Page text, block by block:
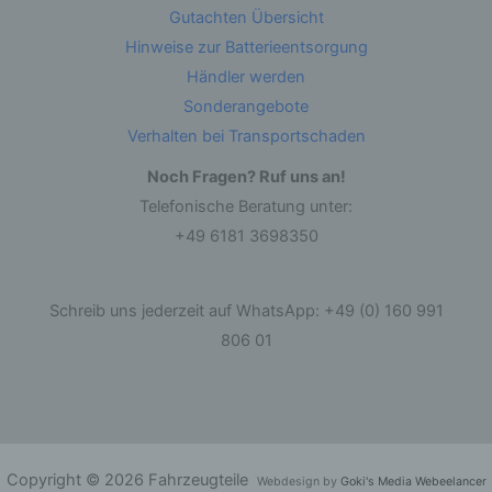
Gutachten Übersicht
Hinweise zur Batterieentsorgung
Händler werden
Sonderangebote
Verhalten bei Transportschaden
Noch Fragen? Ruf uns an!
Telefonische Beratung unter:
+49 6181 3698350
Schreib uns jederzeit auf WhatsApp: +49 (0) 160 991
806 01
Copyright © 2026 Fahrzeugteile Webdesign by Goki's Media Webeelancer
identifizierbare natürliche Person, deren
Verarbeitung Verantwortlichen verarbeitet
c) Verarbeitung
Verarbeitung ist jeder mit oder ohne Hilfe
oder jede solche Vorgangsreihe im
Zusammenhang mit personenbezogenen Daten
wie das Erheben, das Erfassen, die
durch Übermittlung, Verbreitung oder eine
andere Form der Bereitstellung, den Abgleich
oder die Verknüpfung, die Einschränkung, das
Einschränkung der Verarbeitung ist die